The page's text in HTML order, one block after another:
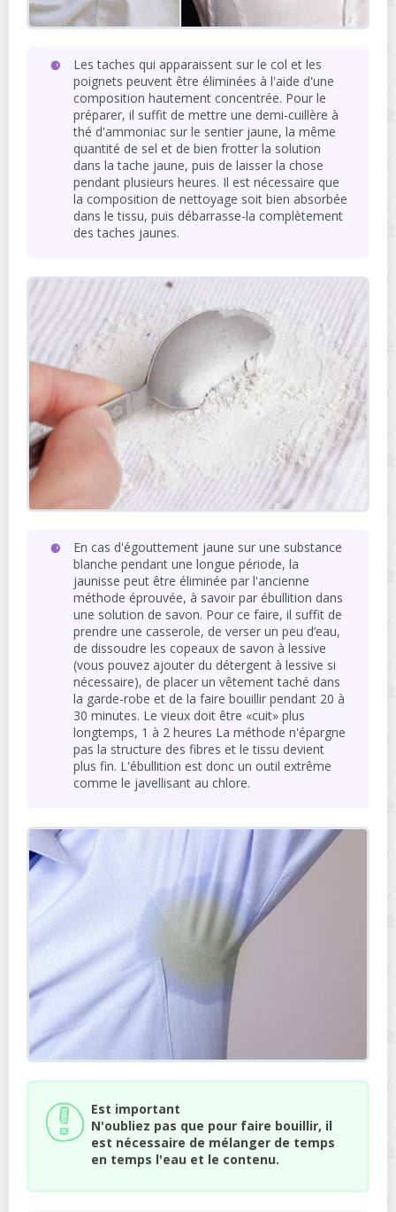
Les taches qui apparaissent sur le col et les
poignets peuvent être éliminées à l'aide d'une
composition hautement concentrée. Pour le
préparer, il suffit de mettre une demi-cuillère à
thé d'ammoniac sur le sentier jaune, la même
quantité de sel et de bien frotter la solution
dans la tache jaune, puis de laisser la chose
pendant plusieurs heures. Il est nécessaire que
la composition de nettoyage soit bien absorbée
dans le tissu, puis débarrasse-la complètement
des taches jaunes.
En cas d'égouttement jaune sur une substance
blanche pendant une longue période, la
jaunisse peut être éliminée par l'ancienne
méthode éprouvée, à savoir par ébullition dans
une solution de savon. Pour ce faire, il suffit de
prendre une casserole, de verser un peu d’eau,
de dissoudre les copeaux de savon à lessive
(vous pouvez ajouter du détergent à lessive si
nécessaire), de placer un vêtement taché dans
la garde-robe et de la faire bouillir pendant 20 à
30 minutes. Le vieux doit être «cuit» plus
longtemps, 1 à 2 heures La méthode n'épargne
pas la structure des fibres et le tissu devient
plus fin. L'ébullition est donc un outil extrême
comme le javellisant au chlore.
Est important
N'oubliez pas que pour faire bouillir, il
est nécessaire de mélanger de temps
en temps l'eau et le contenu.